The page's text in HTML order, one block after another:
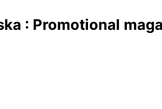
: Promotional